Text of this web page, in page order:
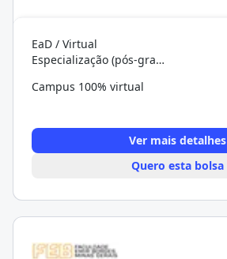
EaD / Virtual
Especialização (pós-graduação)
Campus 100% virtual
Ver mais detalhes
Quero esta bolsa